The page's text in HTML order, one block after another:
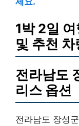
1박 2일
및 추천 차
전라남도
리스 옵션
전라남도 장성